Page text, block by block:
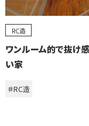
RC造
ワンルーム的で抜け
い家
＃RC造